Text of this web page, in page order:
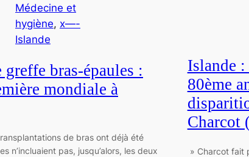
Médecine et
hygiène, x—-
Islande
bras-épaules :
mondiale à
de bras ont déjà été
n’incluaient pas, jusqu’alors, les deux
Islande
80ème
Charcot
» Charcot fait